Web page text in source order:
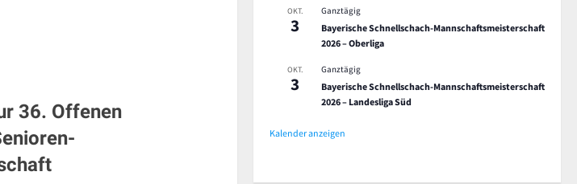
36. Offenen
OKT.
3
Ganztägig
Bayerische Schnellschach-Mannschaftsmeisterschaft
2026 – Oberliga
OKT.
3
Ganztägig
Bayerische Schnellschach-Mannschaftsmeisterschaft
2026 – Landesliga Süd
Kalender anzeigen